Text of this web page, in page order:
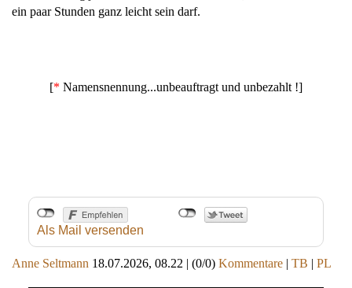
ein paar Stunden ganz leicht sein darf.
[* Namensnennung...unbeauftragt und unbezahlt !]
Als Mail versenden
Anne Seltmann 18.07.2026, 08.22 | (0/0) Kommentare | TB | PL